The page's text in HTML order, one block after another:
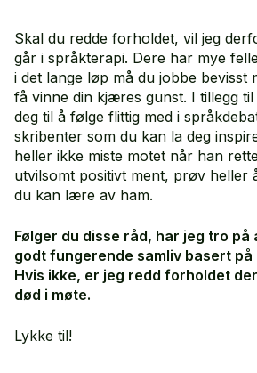
Skal du redde forholdet, vil jeg
går i språkterapi. Dere har mye
i det lange løp må du jobbe bevisst
få vinne din kjæres gunst. I tillegg
deg til å følge flittig med i
skribenter som du kan la deg
heller ikke miste motet når han
utvilsomt positivt ment, prøv heller
du kan lære av ham.
Følger du disse råd, har jeg tro
godt fungerende samliv basert på
Hvis ikke, er jeg redd forholdet
død i møte.
Lykke til!